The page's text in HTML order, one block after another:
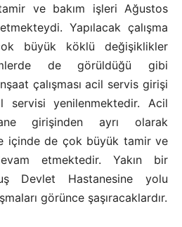
ve bakım işleri Ağustos
Yapılacak çalışma
büyük köklü değişiklikler
de görüldüğü gibi
çalışması acil servis girişi
servisi yenilenmektedir. Acil
girişinden ayrı olarak
içinde de çok büyük tamir ve
etmektedir. Yakın bir
Devlet Hastanesine yolu
görünce şaşıracaklardır.